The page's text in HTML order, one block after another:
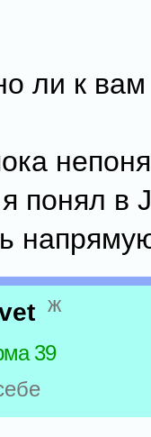
ли к вам
понял в
ж
39